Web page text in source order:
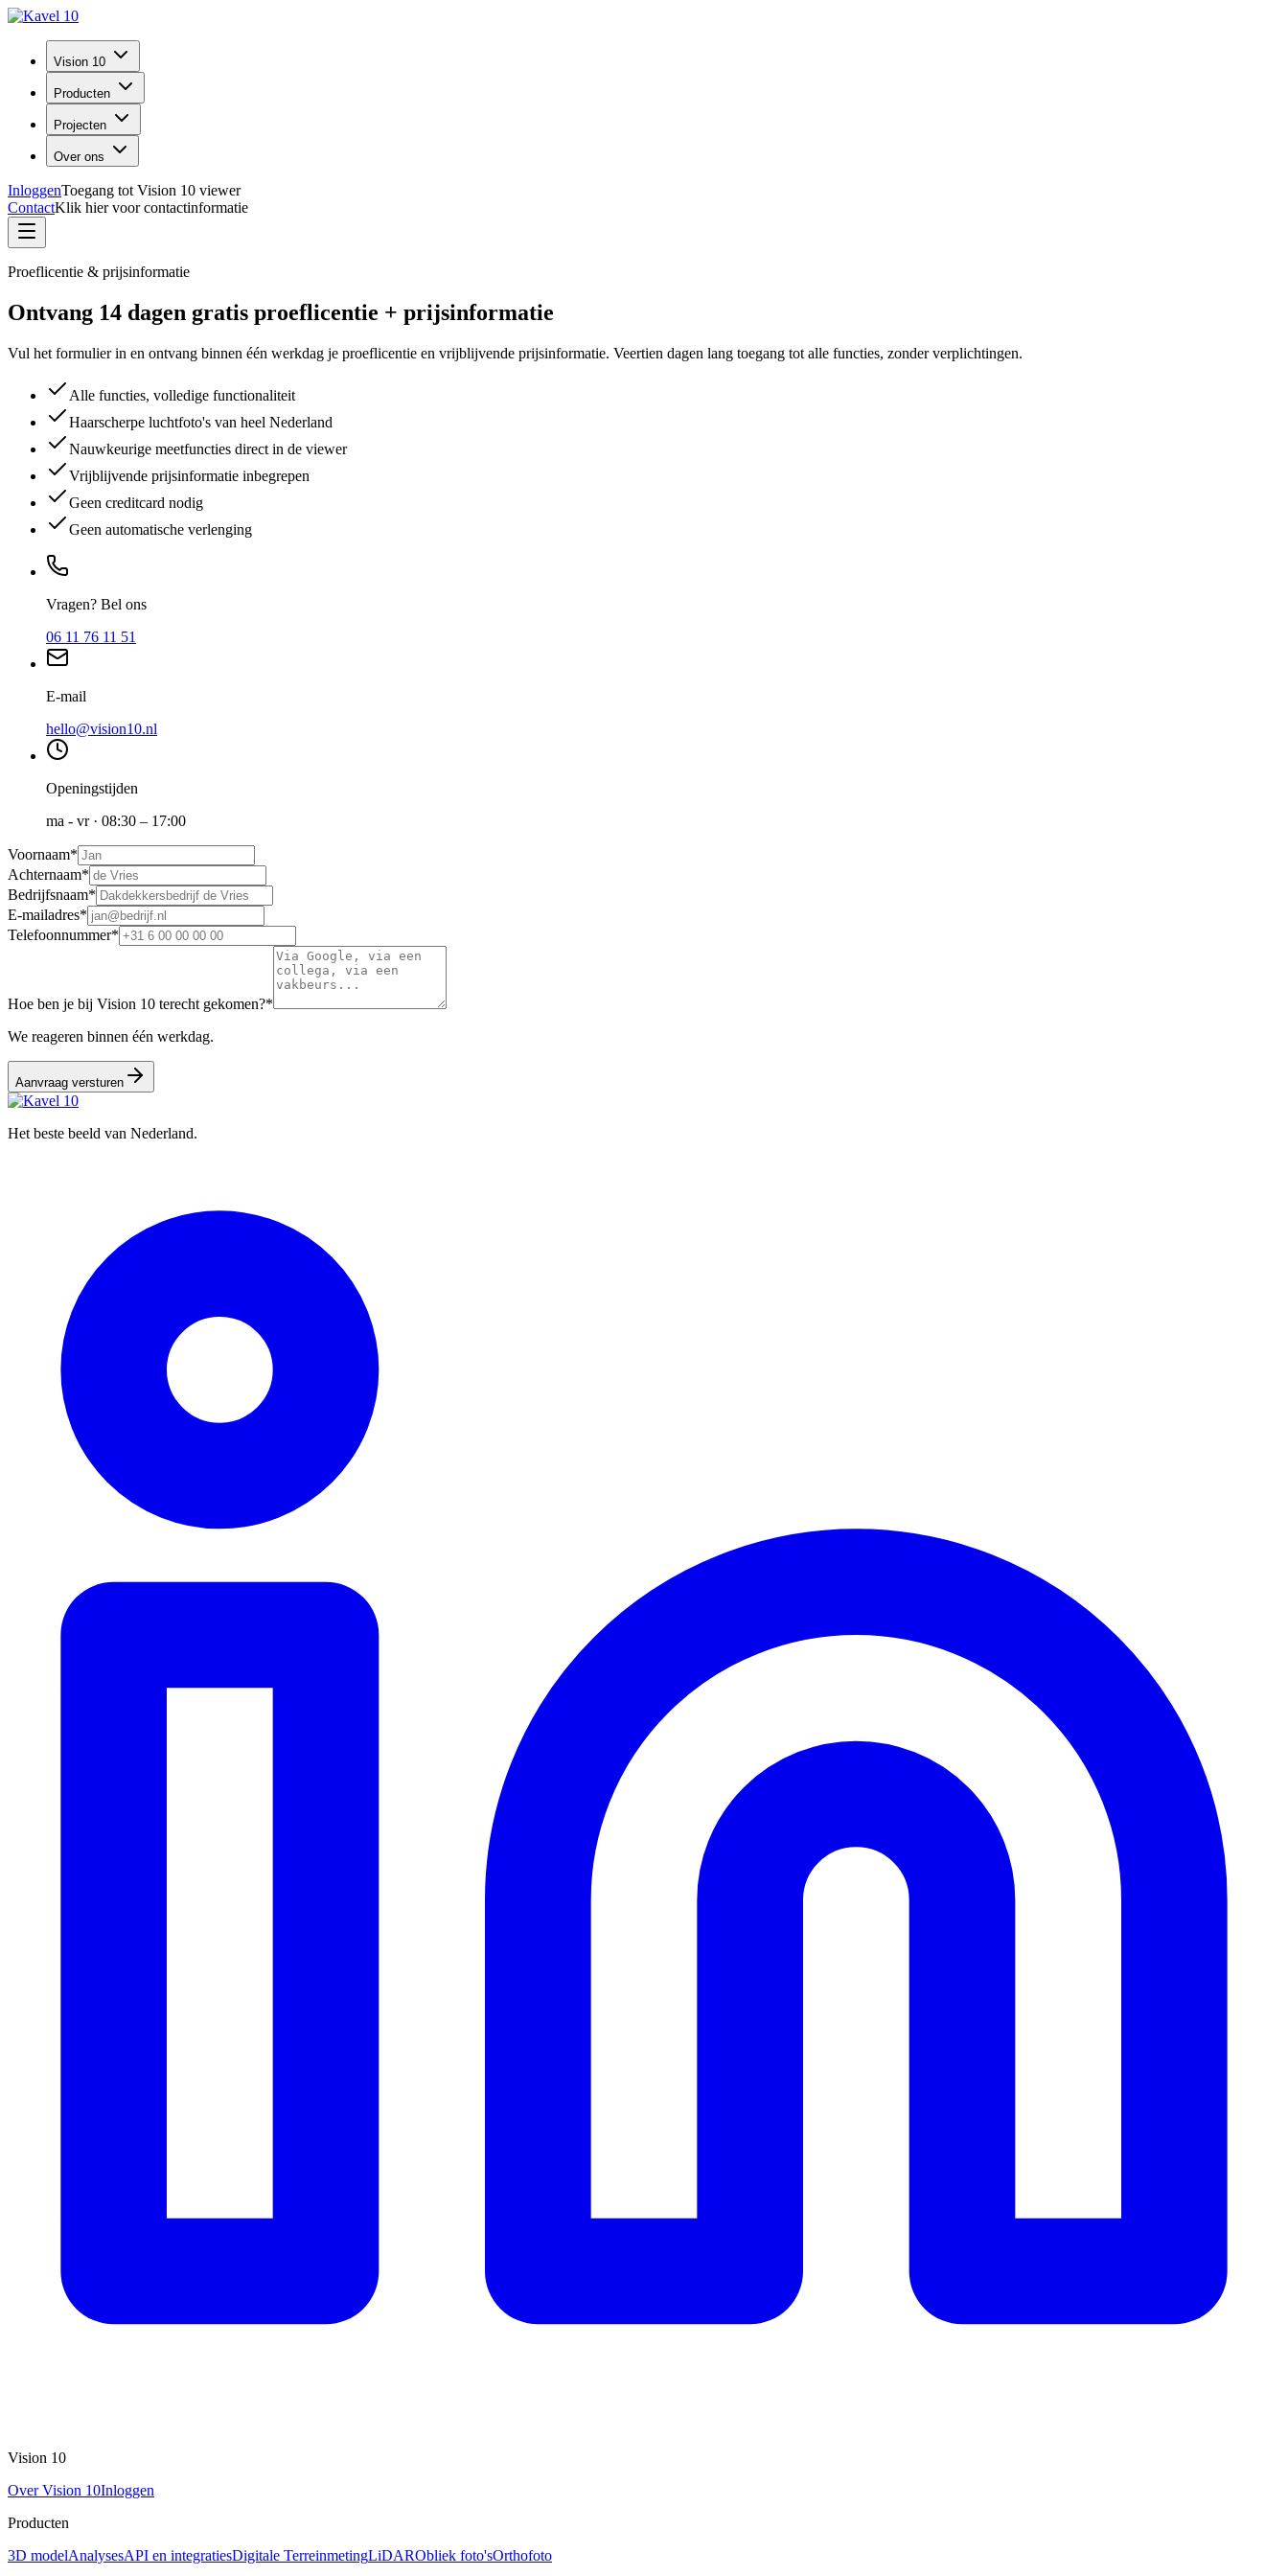
Vision 10
Producten
Projecten
Over ons
InloggenToegang tot Vision 10 viewer
ContactKlik hier voor contactinformatie
Proeflicentie & prijsinformatie
Ontvang 14 dagen gratis proeflicentie + prijsinformatie
Vul het formulier in en ontvang binnen één werkdag je proeflicentie en vrijblijvende prijsinformatie. Veertien dagen lang toegang tot alle functies, zonder verplichtingen.
Alle functies, volledige functionaliteit
Haarscherpe luchtfoto's van heel Nederland
Nauwkeurige meetfuncties direct in de viewer
Vrijblijvende prijsinformatie inbegrepen
Geen creditcard nodig
Geen automatische verlenging
Vragen? Bel ons
06 11 76 11 51
E-mail
hello@vision10.nl
Openingstijden
ma - vr · 08:30 – 17:00
Voornaam*
Achternaam*
Bedrijfsnaam*
E-mailadres*
Telefoonnummer*
Hoe ben je bij Vision 10 terecht gekomen?*
We reageren binnen één werkdag.
Aanvraag versturen
Het beste beeld van Nederland.
Vision 10
Over Vision 10Inloggen
Producten
3D modelAnalysesAPI en integratiesDigitale TerreinmetingLiDARObliek foto'sOrthofoto